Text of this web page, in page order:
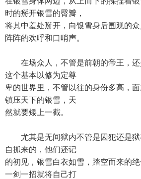
时的掰开银雪的臀瓣，
将其中羞处掰开，向银雪身后围观的
阵阵的欢呼和口哨声。
在场众人，不管是前朝的帝王，还
这个基本以修为定尊
卑的世界里，不管以往的身份多高，
镇压天下的银雪，天
然就要矮上一截。
尤其是无间狱内不管是囚犯还是狱
自抓来的，他们还记
的初见，银雪白衣如雪，踏空而来的
一剑一招就将自己打